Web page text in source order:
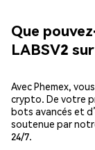
Que
LABSV2
Avec Phemex,
crypto. De votre
bots avancés et
soutenue par
24/7.